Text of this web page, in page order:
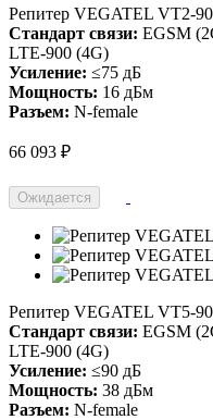
Репитер VEGATEL VT2-
Стандарт связи: EGSM
LTE-900 (4G)
Усиление: ≤75 дБ
Мощность: 16 дБм
Разъем: N-female
66 093 ₽
Ожидается
Репитер VEGATEL VT5-
Стандарт связи: EGSM
LTE-900 (4G)
Усиление: ≤90 дБ
Мощность: 38 дБм
Разъем: N-female